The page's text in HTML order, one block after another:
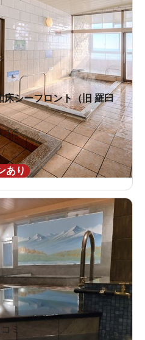
床シーフロント（旧 羅臼
ミ
/
あり
ミ